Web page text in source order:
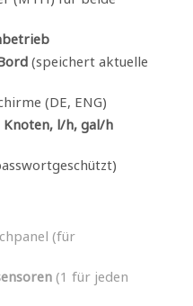
(speichert aktuelle
(DE, ENG)
l/h, gal/h
(für
(1 für jeden